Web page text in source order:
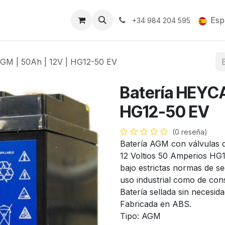
+34 984 204 595
| 50Ah | 12V | HG12-50 EV
Batería
HG12-50 EV
(0 reseña)
Batería AGM con válvulas
12 Voltios 50 Amperios
bajo estrictas normas de
uso industrial como de
Batería sellada sin
Fabricada en ABS.
Tipo: AGM